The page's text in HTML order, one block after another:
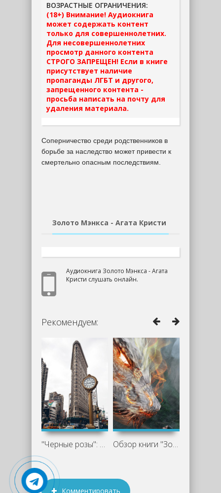
ВОЗРАСТНЫЕ ОГРАНИЧЕНИЯ:
(18+) Внимание! Аудиокнига
может содержать контент
только для совершеннолетних.
Для несовершеннолетних
просмотр данного контента
СТРОГО ЗАПРЕЩЕН! Если в книге
присутствует наличие
пропаганды ЛГБТ и другого,
запрещенного контента -
просьба написать на почту для
удаления материала.
Соперничество среди родственников в
борьбе за наследство может привести к
смертельно опасным последствиям.
Золото Мэнкса - Агата Кристи
Аудиокнига Золото Мэнкса - Агата
Кристи слушать онлайн.
Рекомендуем:
"Черные розы": увлекательная и Обзор книги "Золото для Дракона" -
Комментировать